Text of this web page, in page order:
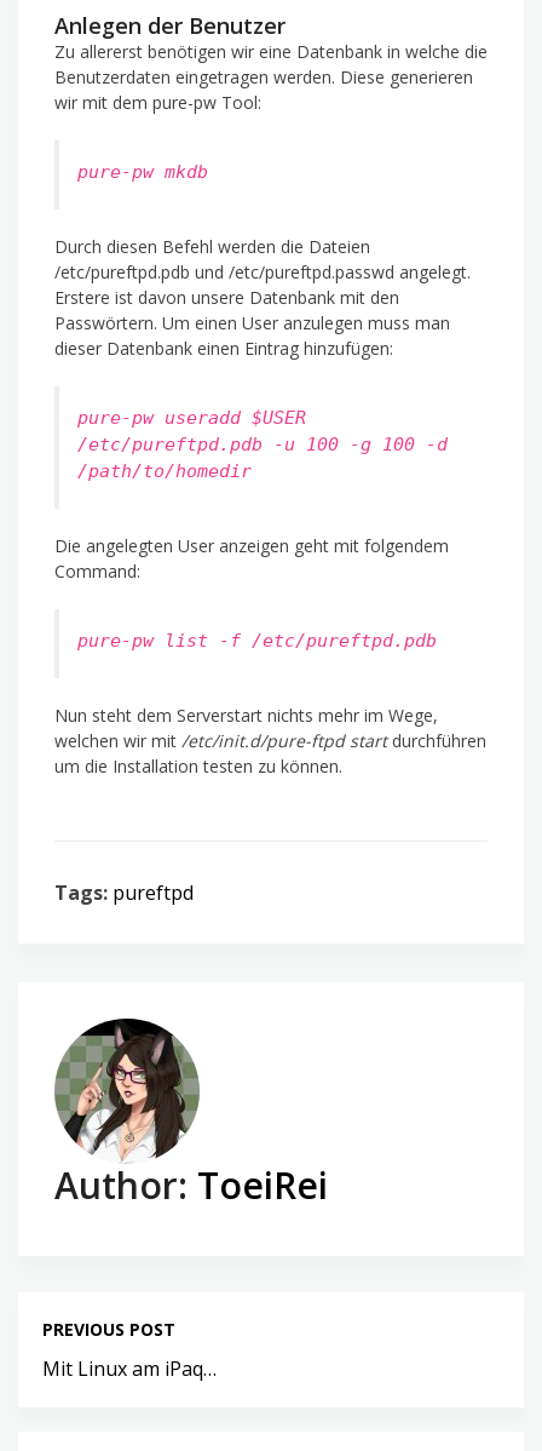
Anlegen der Benutzer
Zu allererst benötigen wir eine Datenbank in welche die
Benutzerdaten eingetragen werden. Diese generieren
wir mit dem pure-pw Tool:
pure-pw mkdb
Durch diesen Befehl werden die Dateien
/etc/pureftpd.pdb und /etc/pureftpd.passwd angelegt.
Erstere ist davon unsere Datenbank mit den
Passwörtern. Um einen User anzulegen muss man
dieser Datenbank einen Eintrag hinzufügen:
pure-pw useradd $USER
/etc/pureftpd.pdb -u 100 -g 100 -d
/path/to/homedir
Die angelegten User anzeigen geht mit folgendem
Command:
pure-pw list -f /etc/pureftpd.pdb
Nun steht dem Serverstart nichts mehr im Wege,
welchen wir mit /etc/init.d/pure-ftpd startdurchführen
um die Installation testen zu können.
Tags: pureftpd
Author: ToeiRei
PREVIOUS POST
Mit Linux am iPaq…